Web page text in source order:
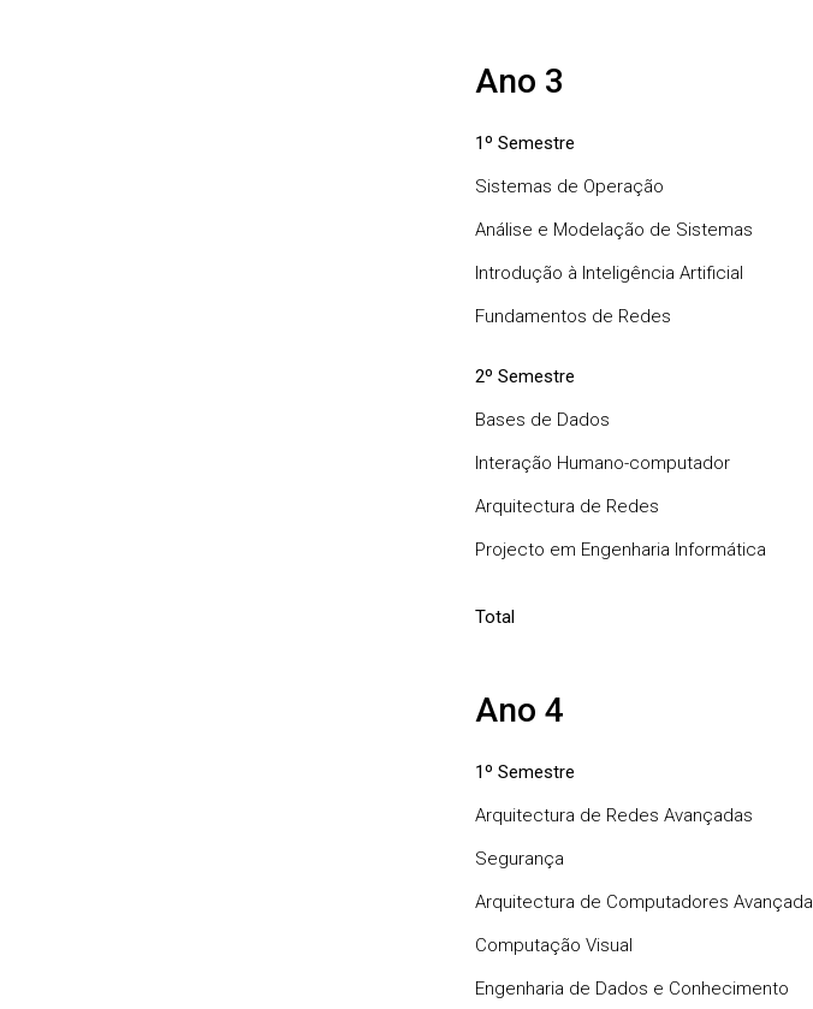
Ano 3
1º Semestre
Sistemas de Operação
Análise e Modelação de Sistemas
Introdução à Inteligência Artificial
Fundamentos de Redes
2º Semestre
Bases de Dados
Interação Humano-computador
Arquitectura de Redes
Projecto em Engenharia Informática
Total
Ano 4
1º Semestre
Arquitectura de Redes Avançadas
Segurança
Arquitectura de Computadores Avançada
Computação Visual
Engenharia de Dados e Conhecimento